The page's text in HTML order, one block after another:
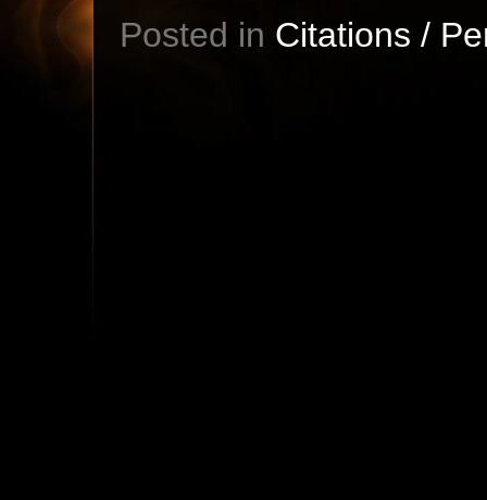
Posted in Citations /